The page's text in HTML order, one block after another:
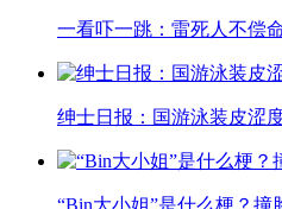
一看吓一跳：雷死人不偿
绅士日报：国游泳装皮涩
“Bin大小姐”是什么梗？